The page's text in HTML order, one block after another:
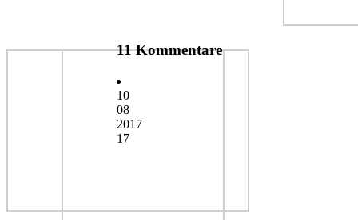
11 Kommentare
10
08
2017
17